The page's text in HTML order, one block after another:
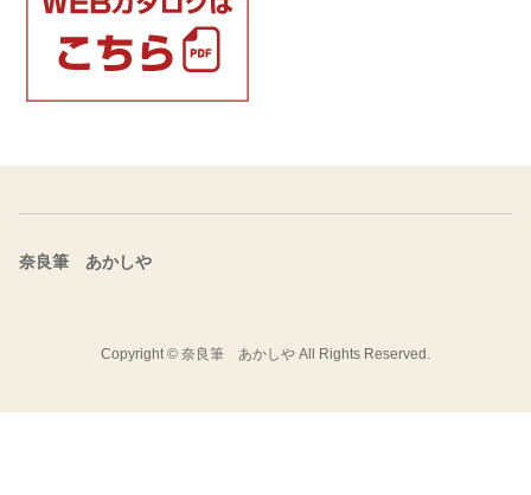
奈良筆 あかしや
Copyright © 奈良筆 あかしや All Rights Reserved.